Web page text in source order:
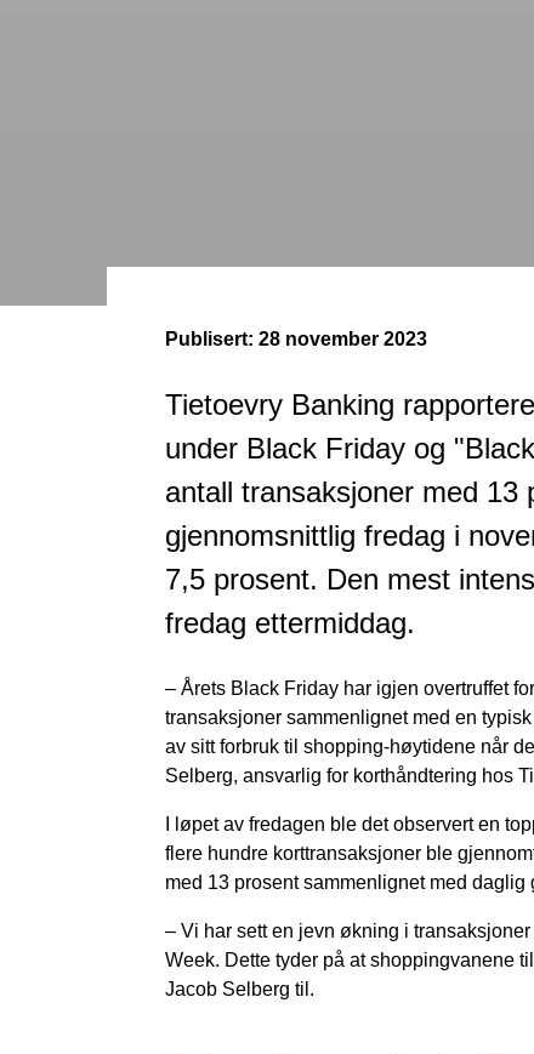
Publisert: 28 november 2023
Tietoevry Banking
under Black Friday og
antall transaksjoner med 13
gjennomsnittlig fredag i
7,5 prosent. Den mest
fredag ettermiddag.
– Årets Black Friday har igjen overtruffet
transaksjoner sammenlignet med en
av sitt forbruk til shopping-høytidene når
Selberg, ansvarlig for korthåndtering hos
I løpet av fredagen ble det observert en
flere hundre korttransaksjoner ble
med 13 prosent sammenlignet med daglig
– Vi har sett en jevn økning i
Week. Dette tyder på at shoppingvanene
Jacob Selberg til.